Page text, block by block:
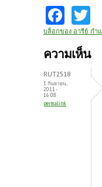
Fa
ce
b
o
o
k
itt
er
บล็อกของ อารีย์_กำ
ความเห็น
RUT2518
1 กันยายน,
2011 -
16:08
permalink